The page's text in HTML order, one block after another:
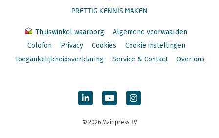
PRETTIG KENNIS MAKEN
Thuiswinkel waarborg
Algemene voorwaarden
Colofon
Privacy Cookies
Cookie instellingen
Toegankelijkheidsverklaring
Service & Contact Over ons
© 2026 Mainpress BV